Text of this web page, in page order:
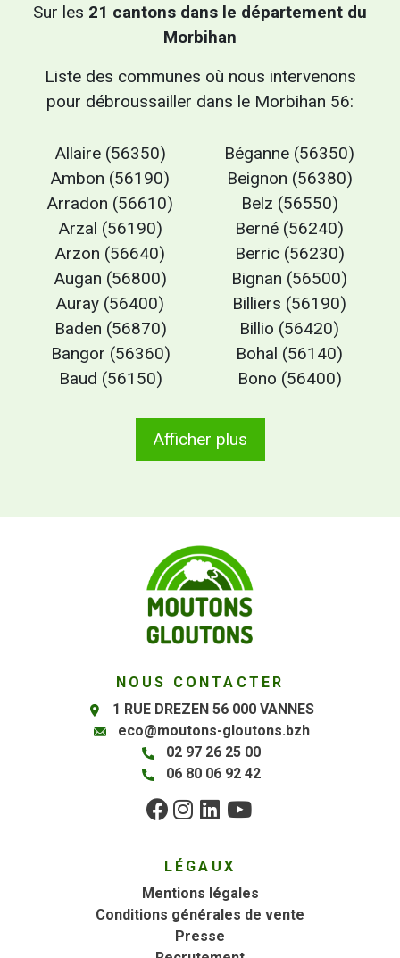
Sur les 21 cantons dans le département du
Morbihan
Liste des communes où nous intervenons
pour débroussailler dans le Morbihan 56:
Allaire (56350)
Ambon (56190)
Arradon (56610)
Arzal (56190)
Arzon (56640)
Augan (56800)
Auray (56400)
Baden (56870)
Bangor (56360)
Baud (56150)
Béganne (56350)
Beignon (56380)
Belz (56550)
Berné (56240)
Berric (56230)
Bignan (56500)
Billiers (56190)
Billio (56420)
Bohal (56140)
Bono (56400)
Afficher plus
NOUS CONTACTER
1 RUE DREZEN 56 000 VANNES
eco@moutons-gloutons.bzh
02 97 26 25 00
06 80 06 92 42
LÉGAUX
Mentions légales
Conditions générales de vente
Presse